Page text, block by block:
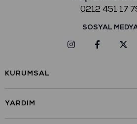
0212 451 17
SOSYAL
KURUMSAL
YARDIM